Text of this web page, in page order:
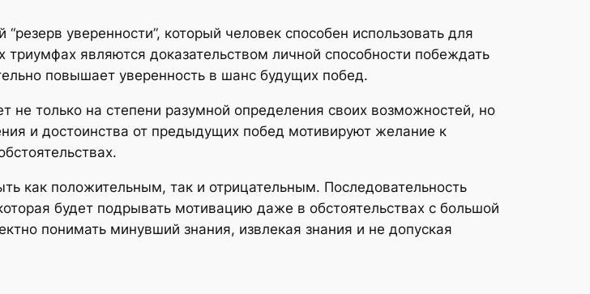
уверенности”, который человек способен использовать для
являются доказательством личной способности побеждать
повышает уверенность в шанс будущих побед.
только на степени разумной определения своих возможностей, но
и достоинства от предыдущих побед мотивируют желание к
как положительным, так и отрицательным. Последовательность
будет подрывать мотивацию даже в обстоятельствах с большой
понимать минувший знания, извлекая знания и не допуская